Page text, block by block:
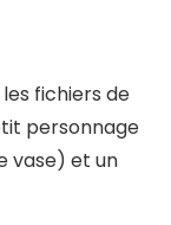
fichiers de
personnage
vase) et un